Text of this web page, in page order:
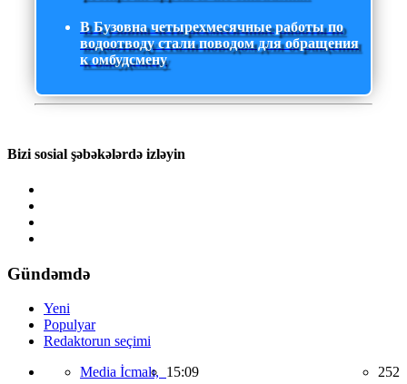
В Бузовна четырехмесячные работы по
водоотводу стали поводом для обращения
к омбудсмену
Bizi sosial şəbəkələrdə izləyin
Gündəmdə
Yeni
Populyar
Redaktorun seçimi
Media İcmalı, 15:09 252